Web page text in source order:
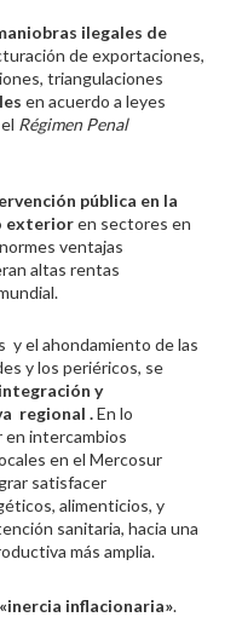
ilegales de
de exportaciones,
triangulaciones
en acuerdo a leyes
Régimen Penal
pública en la
exterioren sectores en
ventajas
altas rentas
y el ahondamiento de las
y los periéricos, se
integración y
regional .En lo
en intercambios
en el Mercosur
satisfacer
alimenticios, y
sanitaria, hacia una
más amplia.
inflacionaria».